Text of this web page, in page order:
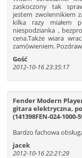
zaskoczony tak
jestem zwolennikiem
kilka razy miałem
niespodzianka ,
cena.Także wiara
zamówieniem.
Gość
2012-10-16 23:35:17
Fender Modern
gitara elektryczna,
(141398FEN-024-1000-
Bardzo fachowa
jacek
2012-10-16 22:21:29